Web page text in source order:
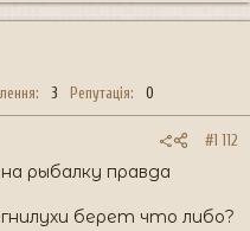
3 Репутація 0
#1 112
рыбалку правда
берет что либо?